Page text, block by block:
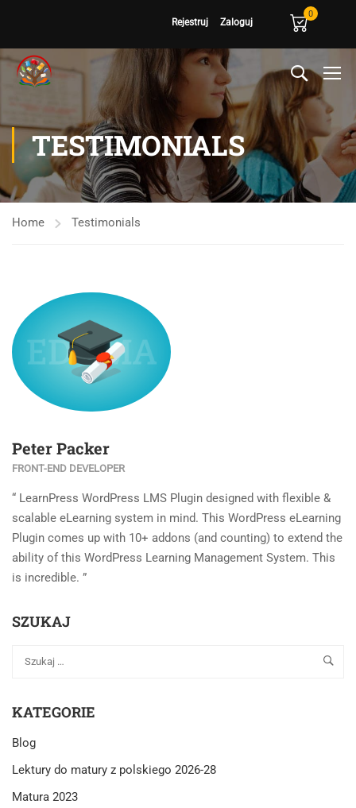
Rejestruj Zaloguj
0
TESTIMONIALS
Home Testimonials
Peter Packer
FRONT-END DEVELOPER
“ LearnPress WordPress LMS Plugin designed with flexible &
scalable eLearning system in mind. This WordPress eLearning
Plugin comes up with 10+ addons (and counting) to extend the
ability of this WordPress Learning Management System. This
is incredible. ”
SZUKAJ
KATEGORIE
Blog
Lektury do matury z polskiego 2026-28
Matura 2023